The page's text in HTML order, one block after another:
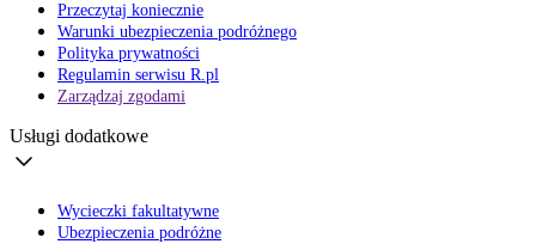
Przeczytaj koniecznie
Warunki ubezpieczenia podróżnego
Polityka prywatności
Regulamin serwisu R.pl
Zarządzaj zgodami
Usługi dodatkowe
Wycieczki fakultatywne
Ubezpieczenia podróżne